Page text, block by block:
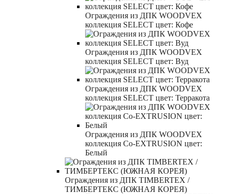
Ограждения из ДПК WOODVEX
коллекция SELECT цвет: Кофе
Ограждения из ДПК WOODVEX
коллекция SELECT цвет: Вуд
Ограждения из ДПК WOODVEX
коллекция SELECT цвет: Терракота
Ограждения из ДПК WOODVEX
коллекция Co-EXTRUSION цвет:
Белый
Ограждения из ДПК TIMBERTEX /
ТИМБЕРТЕКС (ЮЖНАЯ КОРЕЯ)